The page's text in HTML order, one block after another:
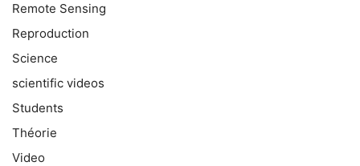
Remote Sensing
Reproduction
Science
scientific videos
Students
Théorie
Video